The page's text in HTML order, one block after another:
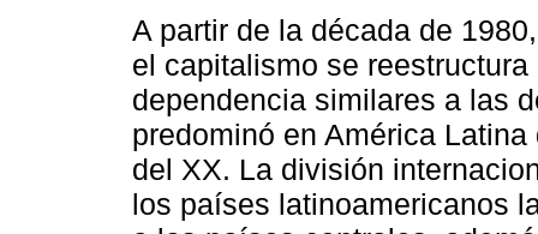
A partir de la década de
el capitalismo se
dependencia similares a las
predominó en América
del XX. La división
los países latinoamericanos